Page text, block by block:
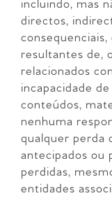
incluindo, mas
directos,
resultantes de,
relacionados
incapacidade
conteúdos,
nenhuma
qualquer perda
antecipados ou
perdidas,
entidades